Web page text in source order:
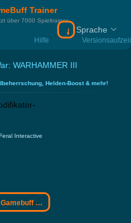
Trainer
über 7000 Spieltrainer
Hilfe
Download
Sprache
WARHAMMER III
Helden-Boost & mehr!
Interactive
Trainer